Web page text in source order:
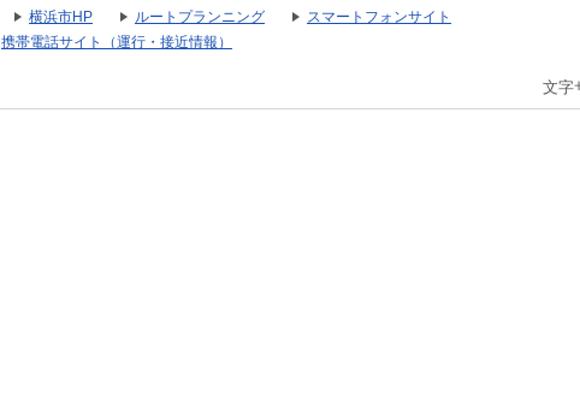
横浜市HP ルートプランニング
スマートフォンサイト
携帯電話サイト（運行・接近情報）
文字